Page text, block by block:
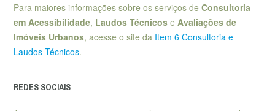
Para maiores informações sobre os serviços de Consultoria
em Acessibilidade, Laudos Técnicos e Avaliações de
Imóveis Urbanos, acesse o site da Item 6 Consultoria e
Laudos Técnicos.
REDES SOCIAIS